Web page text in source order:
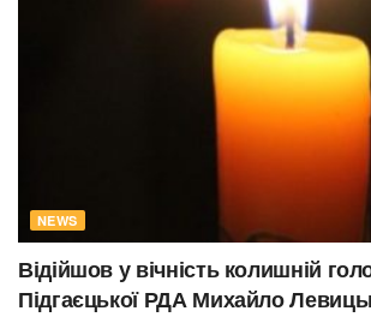
NEWS
Відійшов у вічність колишній
Підгаєцької РДА Михайло